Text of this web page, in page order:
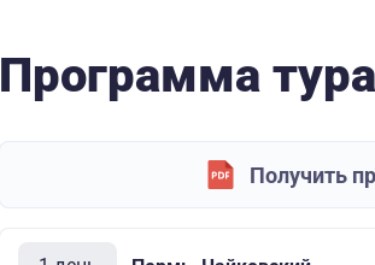
Программа тура
Получить